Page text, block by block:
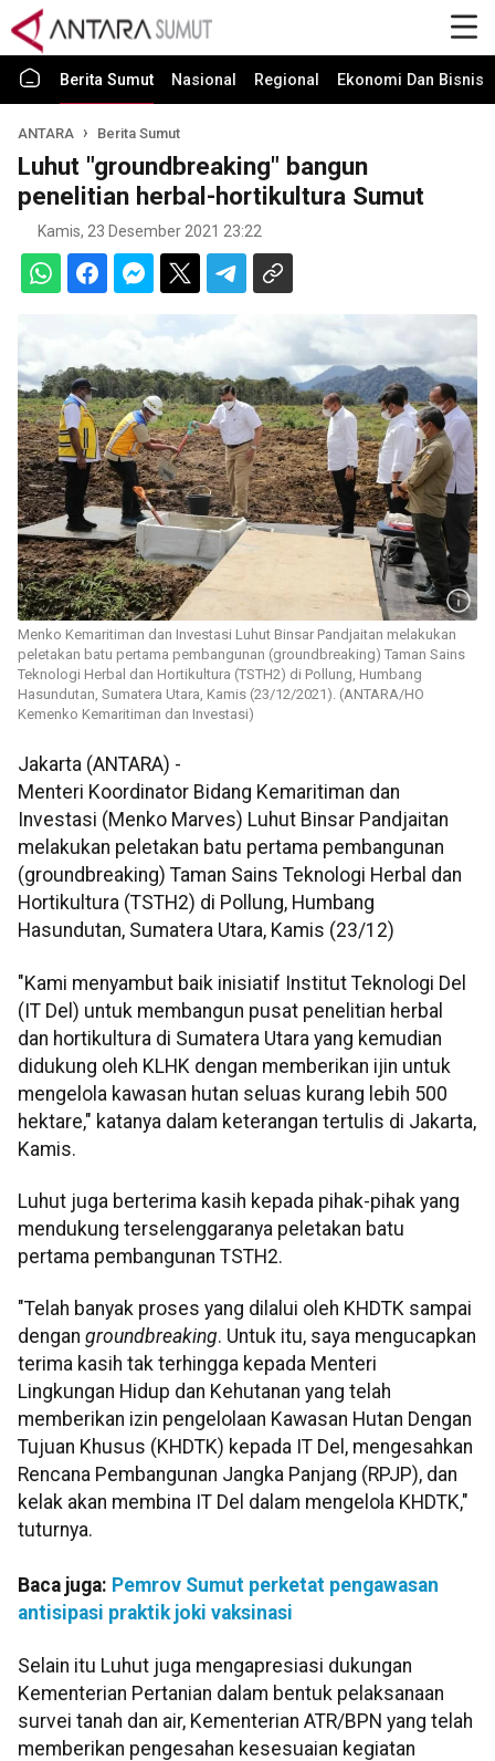
Berita Sumut Nasional Regional Ekonomi Dan Bisnis
ANTARA Berita Sumut
Luhut "groundbreaking" bangun
penelitian herbal-hortikultura Sumut
Kamis, 23 Desember 2021 23:22
Menko Kemaritiman dan Investasi Luhut Binsar Pandjaitan melakukan
peletakan batu pertama pembangunan (groundbreaking) Taman Sains
Teknologi Herbal dan Hortikultura (TSTH2) di Pollung, Humbang
Hasundutan, Sumatera Utara, Kamis (23/12/2021). (ANTARA/HO
Kemenko Kemaritiman dan Investasi)
Jakarta (ANTARA) -
Menteri Koordinator Bidang Kemaritiman dan
Investasi (Menko Marves) Luhut Binsar Pandjaitan
melakukan peletakan batu pertama pembangunan
(groundbreaking) Taman Sains Teknologi Herbal dan
Hortikultura (TSTH2) di Pollung, Humbang
Hasundutan, Sumatera Utara, Kamis (23/12)
"Kami menyambut baik inisiatif Institut Teknologi Del
(IT Del) untuk membangun pusat penelitian herbal
dan hortikultura di Sumatera Utara yang kemudian
didukung oleh KLHK dengan memberikan ijin untuk
mengelola kawasan hutan seluas kurang lebih 500
hektare," katanya dalam keterangan tertulis di Jakarta,
Kamis.
Luhut juga berterima kasih kepada pihak-pihak yang
mendukung terselenggaranya peletakan batu
pertama pembangunan TSTH2.
"Telah banyak proses yang dilalui oleh KHDTK sampai
dengan groundbreaking. Untuk itu, saya mengucapkan
terima kasih tak terhingga kepada Menteri
Lingkungan Hidup dan Kehutanan yang telah
memberikan izin pengelolaan Kawasan Hutan Dengan
Tujuan Khusus (KHDTK) kepada IT Del, mengesahkan
Rencana Pembangunan Jangka Panjang (RPJP), dan
kelak akan membina IT Del dalam mengelola KHDTK,"
tuturnya.
Baca juga: Pemrov Sumut perketat pengawasan
antisipasi praktik joki vaksinasi
Selain itu Luhut juga mengapresiasi dukungan
Kementerian Pertanian dalam bentuk pelaksanaan
survei tanah dan air, Kementerian ATR/BPN yang telah
memberikan pengesahan kesesuaian kegiatan